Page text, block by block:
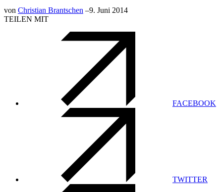
von Christian Brantschen –9. Juni 2014
TEILEN MIT
FACEBOOK
TWITTER